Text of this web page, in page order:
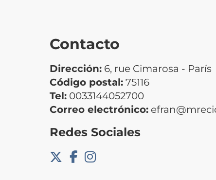
Contacto
Dirección: 6, rue Cimarosa - París
Código postal: 75116
Tel: 0033144052700
Correo electrónico:
Redes Sociales